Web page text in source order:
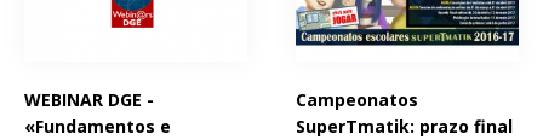
WEBINAR DGE -
«Fundamentos e
Campeonatos
SuperTmatik: prazo final